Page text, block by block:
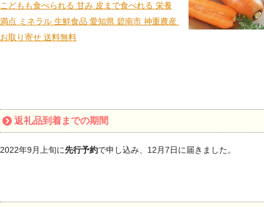
こどもも食べられる 甘み 皮まで食べれる 栄養
満点 ミネラル 生鮮食品 愛知県 碧南市 神重農産
お取り寄せ 送料無料
返礼品到着までの期間
2022年9月上旬に先行予約で申し込み、12月7日に届きました。